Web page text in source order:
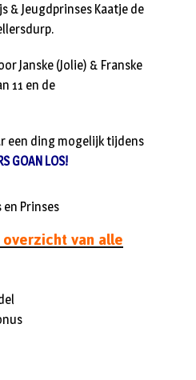
& Jeugdprinses Kaatje de
Janske (Jolie) & Franske
11 en de
een ding mogelijk tijdens
GOAN LOS!
en Prinses
van alle